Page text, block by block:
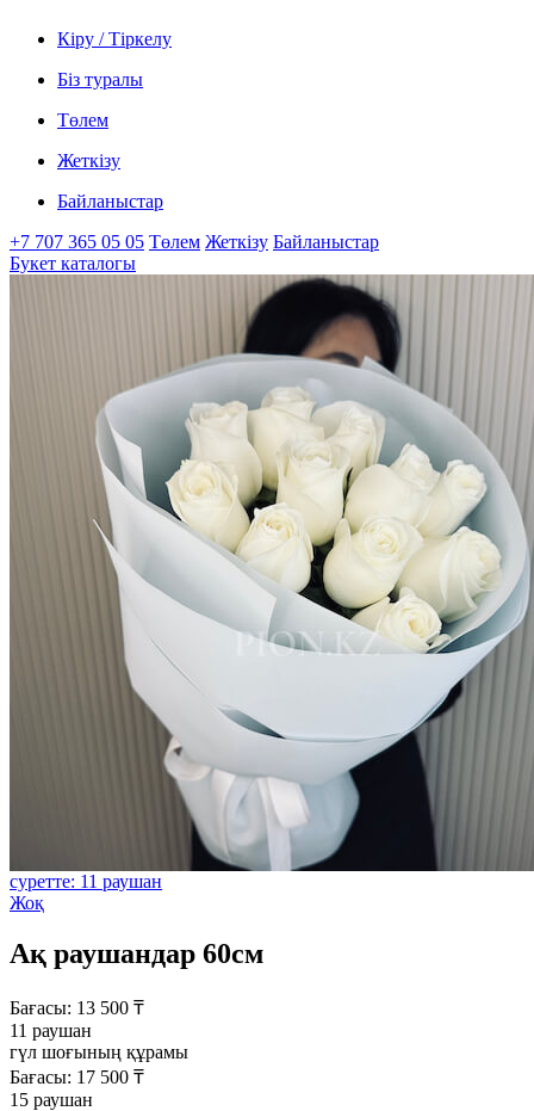
Кіру / Тіркелу
Біз туралы
Төлем
Жеткізу
Байланыстар
+7 707 365 05 05 Төлем Жеткізу Байланыстар
Букет каталогы
суретте: 11 раушан
Жоқ
Ақ раушандар 60см
Бағасы: 13 500 ₸
11 раушан
гүл шоғының құрамы
Бағасы: 17 500 ₸
15 раушан